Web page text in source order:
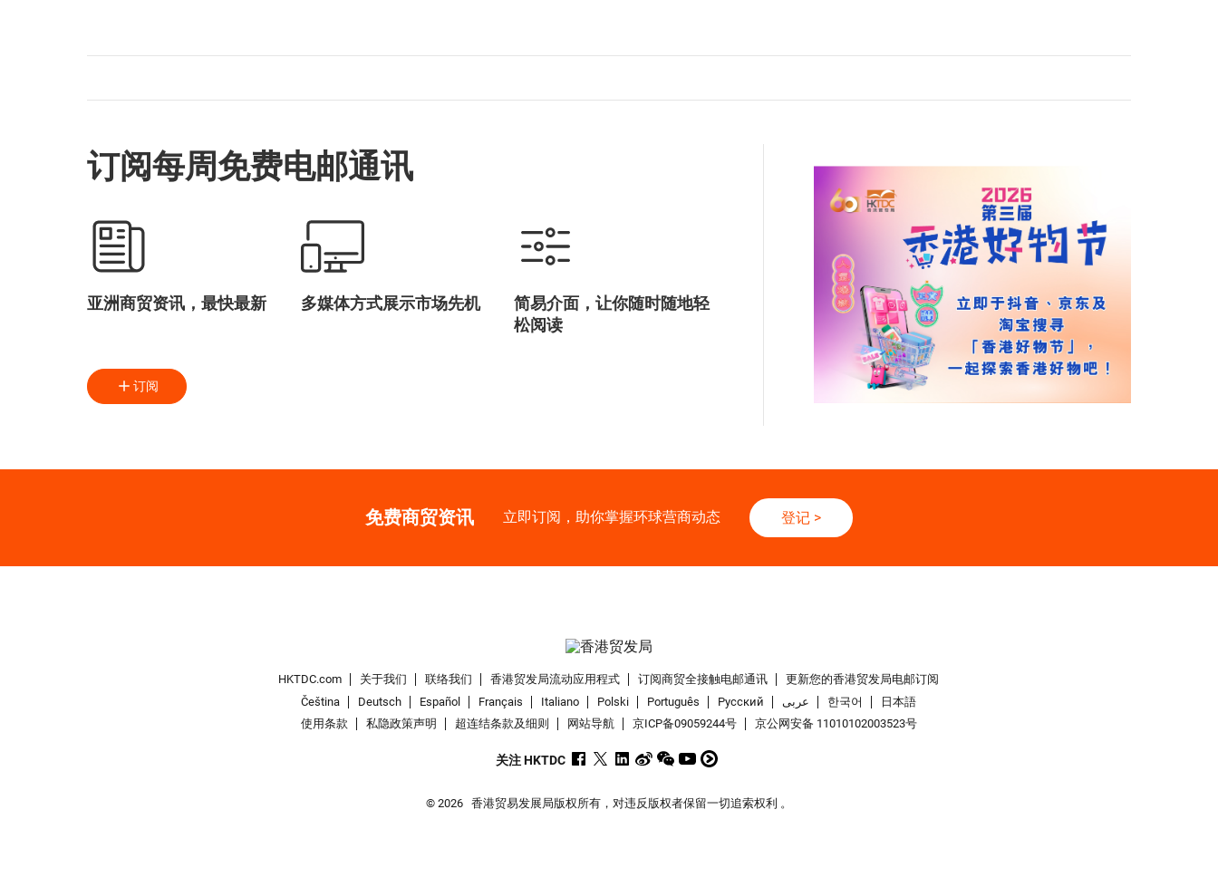
订阅每周免费电邮通讯
亚洲商贸资讯，最快最新 多媒体方式展示市场先机
简易介面，让你随时随地轻
松阅读
订阅
免费商贸资讯 立即订阅，助你掌握环球营商动态 登记>
HKTDC.com 关于我们 联络我们 香港贸发局流动应用程式 订阅商贸全接触电邮通讯
更新您的香港贸发局电邮订阅
Čeština
Deutsch Español Français Italiano Polski Português Pусский عربى 한국어
日本語
使用条款
私隐政策声明 超连结条款及细则 网站导航 京ICP备09059244号 京公网安备 11010102003523号
关注 HKTDC
© 2026 香港贸易发展局版权所有，对违反版权者保留一切追索权利 。